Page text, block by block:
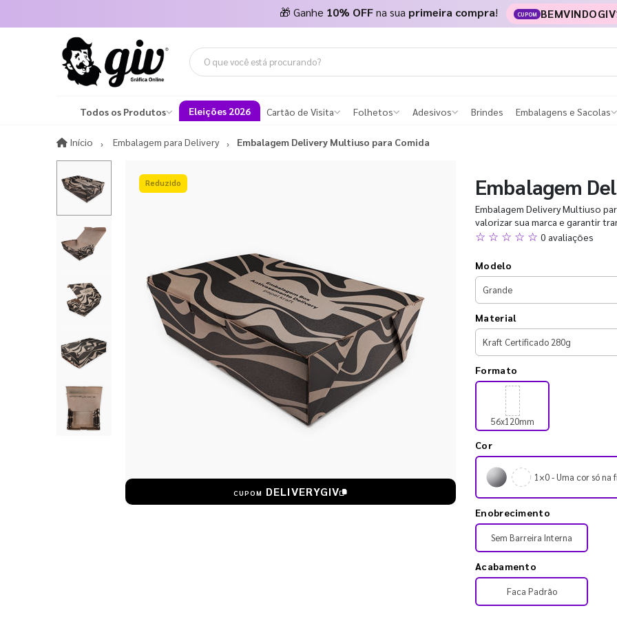
🎁 Ganhe 10% OFFna sua primeira compra! CUPOM
Todos os Produtos Eleições 2026 Cartão de Visita Folhetos Adesivos Brindes Embalagens e Sacolas
Início InícioEmbalagem para Delivery Embalagem Delivery Multiuso para Comida
15%OFF
CUPOM DELIVERYGIV
Embalagem
Embalagem Delivery Multiuso
valorizar sua marca e garantir
☆ ☆ ☆ ☆ ☆ 0 avaliações
Modelo
Material
Formato
56x120mm
Cor
1×0 - Uma cor só na
Enobrecimento
Sem Barreira Interna
Acabamento
Faca Padrão